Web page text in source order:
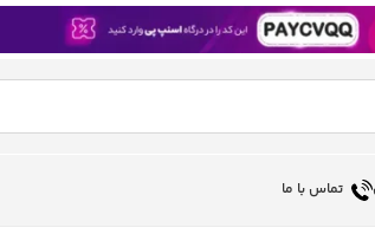
تماس با ما